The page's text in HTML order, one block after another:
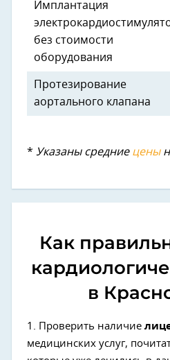
Имплантация
без стоимости
оборудования
Протезирование
аортального клапана
* Указаны средние цены
Как
в
1. Проверить наличие
медицинских услуг,